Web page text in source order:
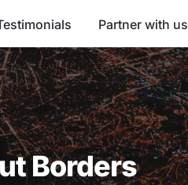
Partner with us
Borders